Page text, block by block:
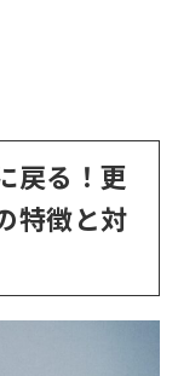
戻る！更
特徴と対